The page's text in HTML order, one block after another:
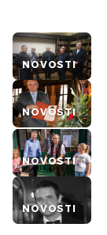
NOVOSTI
NOVOSTI
NOVOSTI
NOVOSTI